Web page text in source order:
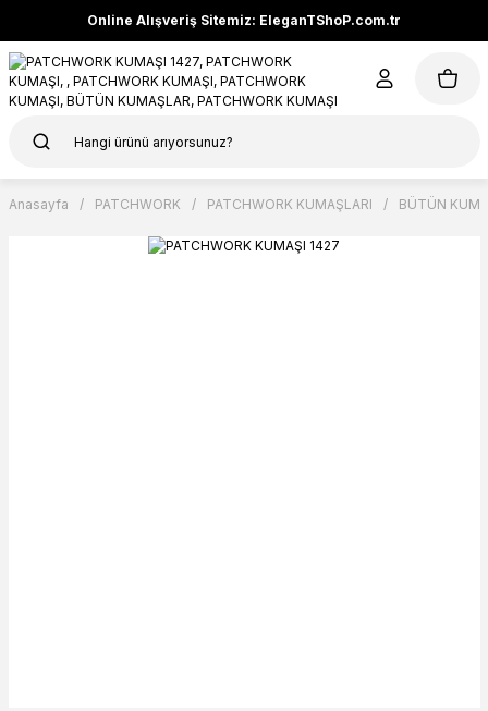
Online Alışveriş Sitemiz: EleganTShoP.com.tr
Anasayfa PATCHWORK PATCHWORK KUMAŞLARI BÜTÜN